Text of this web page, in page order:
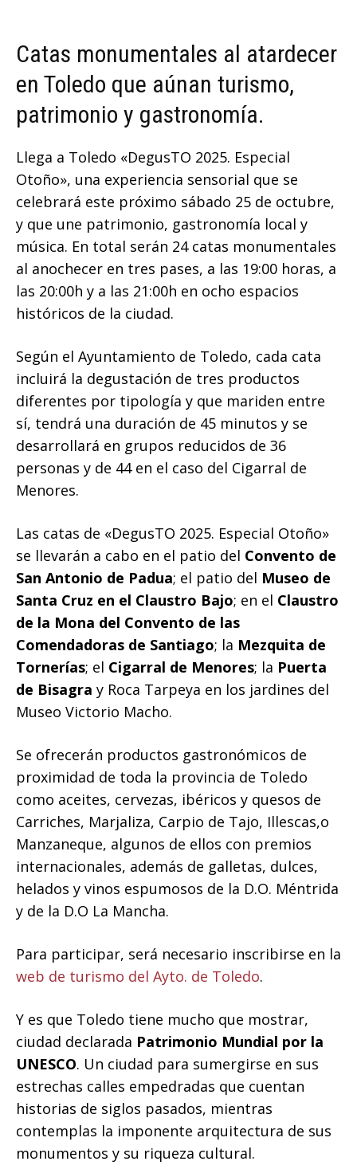
Catas monumentales al atardecer
en Toledo que aúnan turismo,
patrimonio y gastronomía.
Llega a Toledo «DegusTO 2025. Especial
Otoño», una experiencia sensorial que se
celebrará este próximo sábado 25 de octubre,
y que une patrimonio, gastronomía local y
música. En total serán 24 catas monumentales
al anochecer en tres pases, a las 19:00 horas, a
las 20:00h y a las 21:00h en ocho espacios
históricos de la ciudad.
Según el Ayuntamiento de Toledo, cada cata
incluirá la degustación de tres productos
diferentes por tipología y que mariden entre
sí, tendrá una duración de 45 minutos y se
desarrollará en grupos reducidos de 36
personas y de 44 en el caso del Cigarral de
Menores.
Las catas de «DegusTO 2025. Especial Otoño»
se llevarán a cabo en el patio del Convento de
San Antonio de Padua; el patio del Museo de
Santa Cruz en el Claustro Bajo; en el Claustro
de la Mona del Convento de las
Comendadoras de Santiago; la Mezquita de
Tornerías; el Cigarral de Menores; la Puerta
de Bisagra y Roca Tarpeya en los jardines del
Museo Victorio Macho.
Se ofrecerán productos gastronómicos de
proximidad de toda la provincia de Toledo
como aceites, cervezas, ibéricos y quesos de
Carriches, Marjaliza, Carpio de Tajo, Illescas,o
Manzaneque, algunos de ellos con premios
internacionales, además de galletas, dulces,
helados y vinos espumosos de la D.O. Méntrida
y de la D.O La Mancha.
Para participar, será necesario inscribirse en la
web de turismo del Ayto. de Toledo.
Y es que Toledo tiene mucho que mostrar,
ciudad declarada Patrimonio Mundial por la
UNESCO. Un ciudad para sumergirse en sus
estrechas calles empedradas que cuentan
historias de siglos pasados, mientras
contemplas la imponente arquitectura de sus
monumentos y su riqueza cultural.